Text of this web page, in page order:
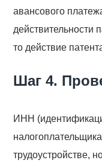
авансового
действительности
то действие
Шаг 4.
ИНН
трудоустройстве,